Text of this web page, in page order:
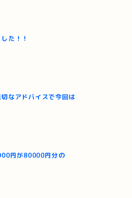
た！！
なアドバイスで今回は
円が80000円分の